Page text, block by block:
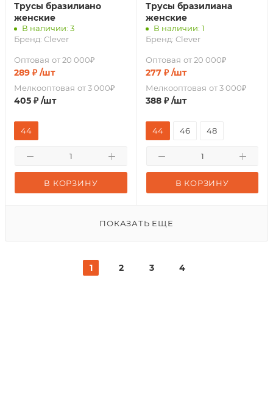
Трусы бразилиано
женские
В наличии: 3
Бренд: Clever
Оптовая от 20 000₽
289 ₽ /шт
Мелкооптовая от 3 000₽
405 ₽ /шт
В КОРЗИНУ
44
Трусы бразилиана
женские
В наличии: 1
Бренд: Clever
Оптовая от 20 000₽
277₽ /шт
Мелкооптовая от 3 000₽
388₽ /шт
В КОРЗИНУ
44 46 48
ПОКАЗАТЬ ЕЩЕ
1 2 3 4